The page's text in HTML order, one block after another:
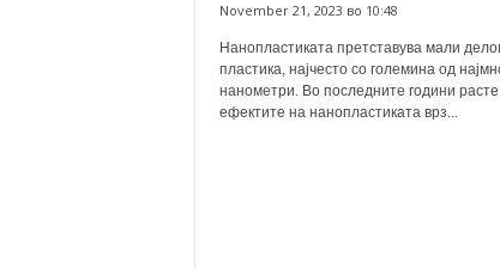
November 21, 2023 во 10:48
Нанопластиката претставува мали
пластика, најчесто со големина од
нанометри. Во последните години
ефектите на нанопластиката врз...